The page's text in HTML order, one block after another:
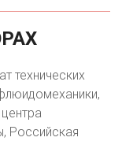
технических
Российская